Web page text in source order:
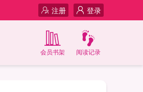
登录
注册
阅读记录
会员书架